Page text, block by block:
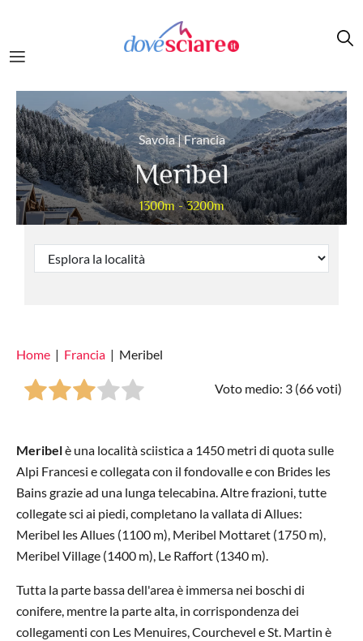
Savoia | Francia
Meribel
1300m - 3200m
Home Francia Meribel
Voto medio: 3 (66voti)
Meribelè una località sciistica a 1450 metri di quota sulle
Alpi Francesi e collegata con il fondovalle e con Brides les
Bains grazie ad una lunga telecabina. Altre frazioni, tutte
collegate sci ai piedi, completano la vallata di Allues:
Meribel les Allues (1100 m), Meribel Mottaret (1750 m),
Meribel Village (1400 m), Le Raffort (1340 m).
Tutta la parte bassa dell'area è immersa nei boschi di
conifere, mentre la parte alta, in corrispondenza dei
collegamenti con Les Menuires, Courchevel e St. Martin è